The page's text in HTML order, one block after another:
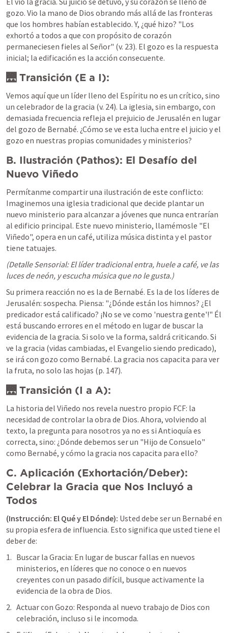
gozo. Vio la mano de Dios obrando más allá de las fronteras
que los hombres habían establecido. Y, ¿qué hizo? "Los
exhortó a todos a que con propósito de corazón
permaneciesen fieles al Señor" (v. 23). El gozo es la respuesta
inicial; la edificación es la acción consecuente.
🌉 Transición (E a I):
Vemos aquí que un líder lleno del Espíritu no es un crítico, sino
un celebrador de la gracia (v. 24). La iglesia, sin embargo, con
demasiada frecuencia refleja el prejuicio de Jerusalén en lugar
del gozo de Bernabé. ¿Cómo se ve esta lucha entre el juicio y el
gozo en nuestras propias comunidades y ministerios?
B. Ilustración (Pathos): El Desafío del
Nuevo Viñedo
Permítanme compartir una ilustración de este conflicto:
Imaginemos una iglesia tradicional que decide plantar un
nuevo ministerio para alcanzar a jóvenes que nunca entrarían
al edificio principal. Este nuevo ministerio, llamémosle "El
Viñedo", opera en un café, utiliza música distinta y el pastor
tiene tatuajes.
(Detalle Sensorial: El líder tradicional entra, huele a café, ve las
luces de neón, y escucha música que no le gusta.)
Su primera reacción no es la de Bernabé. Es la de los líderes de
Jerusalén: sospecha. Piensa: "¿Dónde están los himnos? ¿El
predicador está calificado? ¡No se ve como 'nuestra gente'!" Él
está buscando errores en el método en lugar de buscar la
evidencia de la gracia. Si solo ve la forma, saldrá criticando. Si
ve la gracia (vidas cambiadas, el Evangelio siendo predicado),
se irá con gozo como Bernabé. La gracia nos capacita para ver
la fruta, no solo las hojas (p. 147).
🌉 Transición (I a A):
La historia del Viñedo nos revela nuestro propio FCF: la
necesidad de controlar la obra de Dios. Ahora, volviendo al
texto, la pregunta para nosotros ya no es si Antioquía es
correcta, sino: ¿Dónde debemos ser un "Hijo de Consuelo"
como Bernabé, y cómo la gracia nos capacita para ello?
C. Aplicación (Exhortación/Deber):
Celebrar la Gracia que Nos Incluyó a
Todos
(Instrucción: El Qué y El Dónde): Usted debe ser un Bernabé en
su propia esfera de influencia. Esto significa que usted tiene el
deber de:
Buscar la Gracia: En lugar de buscar fallas en nuevos
ministerios, en líderes que no conoce o en nuevos
creyentes con un pasado difícil, busque activamente la
evidencia de la obra de Dios.
Actuar con Gozo: Responda al nuevo trabajo de Dios con
celebración, incluso si le incomoda.